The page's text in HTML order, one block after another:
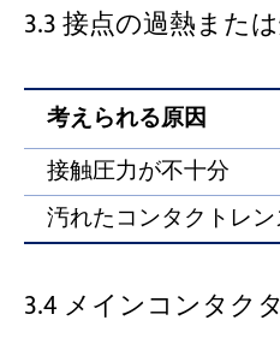
3.3 接点の過熱また
考えられる原因
接触圧力が不十分
汚れたコンタクトレ
3.4 メインコンタク